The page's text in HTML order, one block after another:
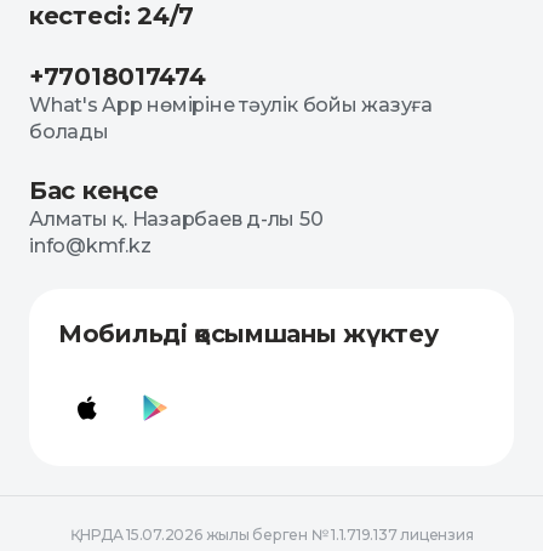
кестесі: 24/7
+77018017474
What's App нөміріне тәулік бойы жазуға
болады
Бас кеңсе
Алматы қ. Назарбаев д-лы 50
info@kmf.kz
Мобильді қосымшаны жүктеу
ҚНРДА 15.07.2026 жылы берген № 1.1.719.137 лицензия